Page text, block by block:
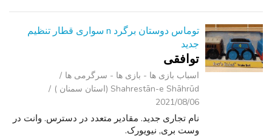
توماس دوستان برگرد n سواری قطار تنظیم
جدید
توافقی
اسباب‌ بازی ها - بازی ها - سرگرمی ‌ها
Shahrestān-e Shāhrūd (استان سمنان )
2021/08/06
نام تجاری جدید. مقادیر متعدد در دسترس. وانت در
وست بری, نیویورک.